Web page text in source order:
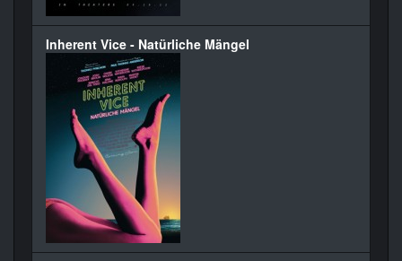
Inherent Vice - Natürliche Mängel